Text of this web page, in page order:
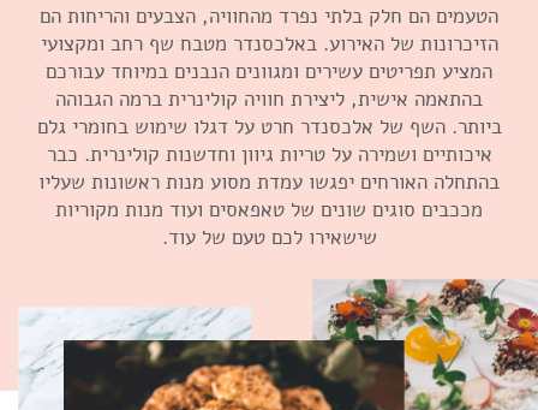
הטעמים הם חלק בלתי נפרד מהחוויה, הצבעים והריחות הם
הזיכרונות של האירוע. באלכסנדר מטבח שף רחב ומקצועי
המציע תפריטים עשירים ומגוונים הנבנים במיוחד עבורכם
בהתאמה אישית, ליצירת חוויה קולינרית ברמה הגבוהה
ביותר. השף של אלכסנדר חרט על דגלו שימוש בחומרי גלם
איכותיים ושמירה על טריות גיוון וחדשנות קולינרית. כבר
בהתחלה האורחים יפגשו עמדת מסוע מנות ראשונות שעליו
מככבים סוגים שונים של טאפאסים ועוד מנות מקוריות
שישאירו לכם טעם של עוד.